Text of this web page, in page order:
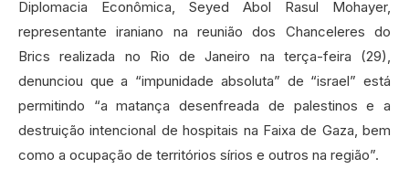
Diplomacia Econômica, Seyed Abol Rasul Mohayer,
representante iraniano na reunião dos Chanceleres do
Brics realizada no Rio de Janeiro na terça-feira (29),
denunciou que a “impunidade absoluta” de “israel” está
permitindo “a matança desenfreada de palestinos e a
destruição intencional de hospitais na Faixa de Gaza, bem
como a ocupação de territórios sírios e outros na região”.